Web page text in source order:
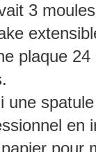
3
plaque 24
une
en